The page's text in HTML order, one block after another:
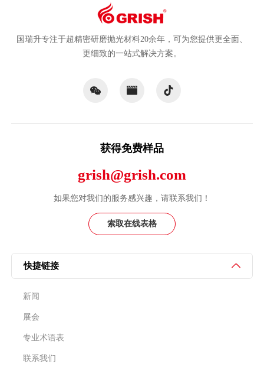
国瑞升专注于超精密研磨抛光材料20余年，可为您提供更全面、
更细致的一站式解决方案。
获得免费样品
grish@grish.com
如果您对我们的服务感兴趣，请联系我们！
索取在线表格
快捷链接
新闻
展会
专业术语表
联系我们